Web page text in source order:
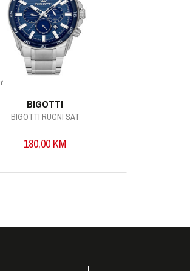
BIGOTTI
BIGOTTI RUCNI SAT
180,00 KM